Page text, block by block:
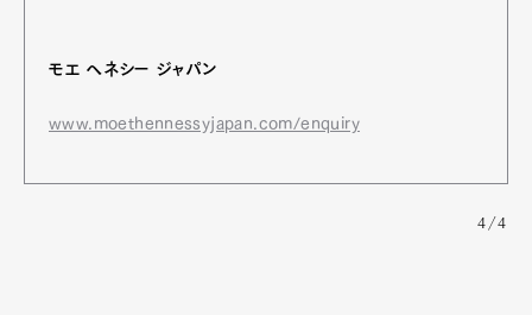
モエ ヘネシー ジャパン
www.moethennessyjapan.com/enquiry
4/4